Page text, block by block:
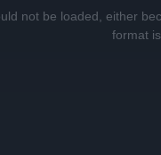
not be loaded, either
format